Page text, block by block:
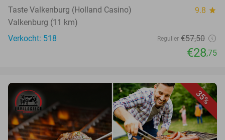
Taste Valkenburg (Holland Casino) 9.8 star
Valkenburg (11 km)
Verkocht: 518
Regulier €57,50
€28,75
35%